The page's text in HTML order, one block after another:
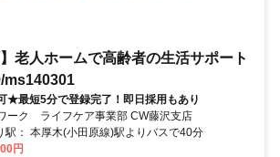
】老人ホームで高齢者の生活サポート
ms140301
★最短5分で登録完了！即日採用もあり
ーク ライフケア事業部 CW藤沢支店
・最寄り駅： 本厚木(小田原線)駅よりバスで40分
円